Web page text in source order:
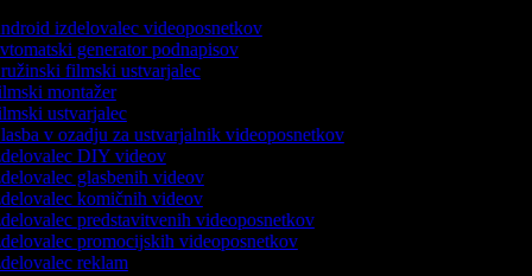
izdelovalec videoposnetkov
generator podnapisov
filmski ustvarjalec
montažer
ustvarjalec
v ozadju za ustvarjalnik videoposnetkov
DIY videov
glasbenih videov
komičnih videov
predstavitvenih videoposnetkov
promocijskih videoposnetkov
reklam